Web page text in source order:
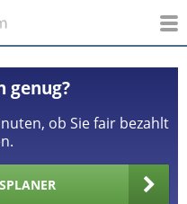
genug?
ob Sie fair bezahlt